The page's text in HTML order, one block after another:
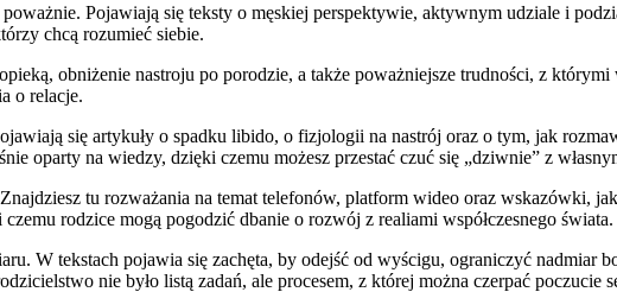
Pojawiają się teksty o męskiej perspektywie, aktywnym udziale i
chcą rozumieć siebie.
obniżenie nastroju po porodzie, a także poważniejsze trudności, z którymi
o relacje.
się artykuły o spadku libido, o fizjologii na nastrój oraz o tym, jak
oparty na wiedzy, dzięki czemu możesz przestać czuć się „dziwnie” z
tu rozważania na temat telefonów, platform wideo oraz wskazówki,
rodzice mogą pogodzić dbanie o rozwój z realiami współczesnego świata.
W tekstach pojawia się zachęta, by odejść od wyścigu, ograniczyć nadmiar
nie było listą zadań, ale procesem, z której można czerpać poczucie